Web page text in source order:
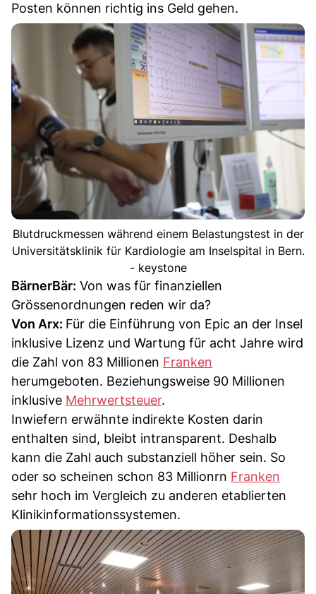
Posten können richtig ins Geld gehen.
Blutdruckmessen während einem Belastungstest in der
Universitätsklinik für Kardiologie am Inselspital in Bern.
- keystone
BärnerBär: Von was für finanziellen
Grössenordnungen reden wir da?
Von Arx: Für die Einführung von Epic an der Insel
inklusive Lizenz und Wartung für acht Jahre wird
die Zahl von 83 Millionen Franken
herumgeboten. Beziehungsweise 90 Millionen
inklusive Mehrwertsteuer.
Inwiefern erwähnte indirekte Kosten darin
enthalten sind, bleibt intransparent. Deshalb
kann die Zahl auch substanziell höher sein. So
oder so scheinen schon 83 Millionrn Franken
sehr hoch im Vergleich zu anderen etablierten
Klinikinformationssystemen.